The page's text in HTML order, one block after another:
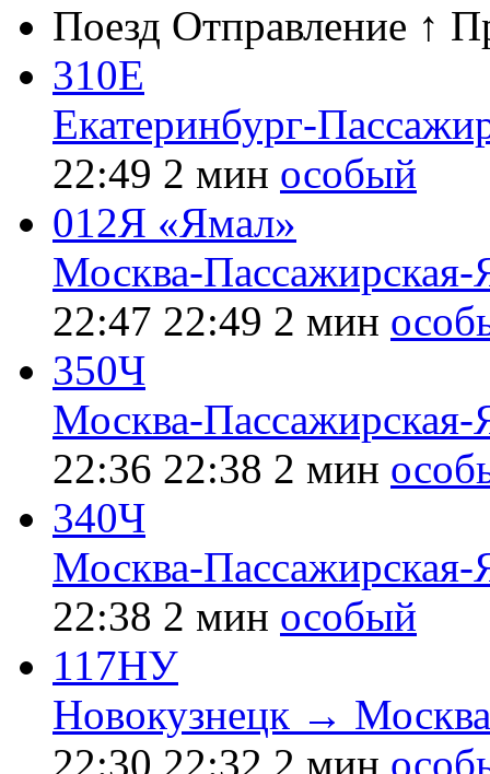
Поезд Отправление ↑
310Е
Екатеринбург-
22:49 2 мин особый
012Я «Ямал»
Москва-
22:47 22:49 2 мин
350Ч
Москва-
22:36 22:38 2 мин
340Ч
Москва-
22:38 2 мин особый
117НУ
Новокузнецк →
22:30 22:32 2 мин